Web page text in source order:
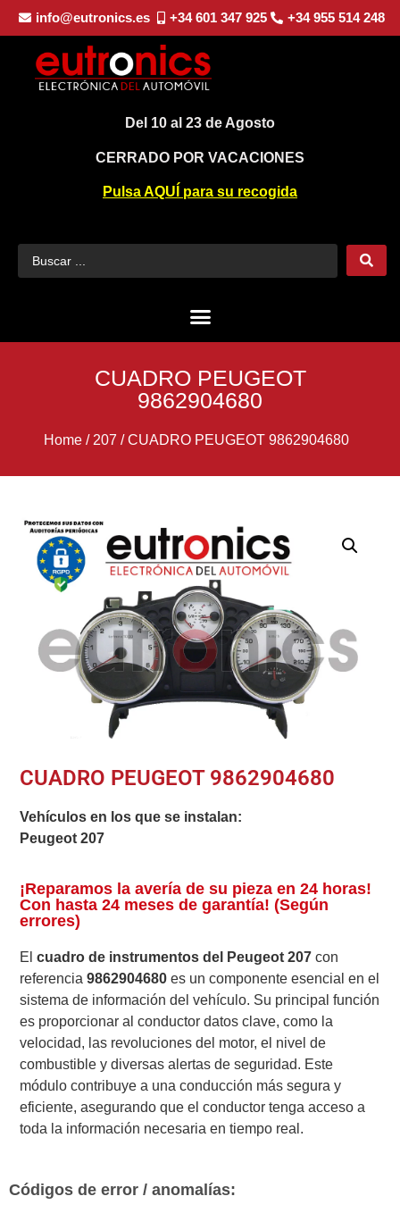
info@eutronics.es +34 601 347 925 +34 955 514 248
Del 10 al 23 de Agosto
CERRADO POR VACACIONES
Pulsa AQUÍ para su recogida
CUADRO PEUGEOT
9862904680
Home/ 207 /CUADRO PEUGEOT 9862904680
CUADRO PEUGEOT 9862904680
Vehículos en los que se instalan:
Peugeot 207
¡Reparamos la avería de su pieza en 24 horas!
Con hasta 24 meses de garantía! (Según
errores)
Elcuadro de instrumentos del Peugeot 207con
referencia9862904680 es un componente esencial en el
sistema de información del vehículo. Su principal función
es proporcionar al conductor datos clave, como la
velocidad, las revoluciones del motor, el nivel de
combustible y diversas alertas de seguridad. Este
módulo contribuye a una conducción más segura y
eficiente, asegurando que el conductor tenga acceso a
toda la información necesaria en tiempo real.
Códigos de error / anomalías: